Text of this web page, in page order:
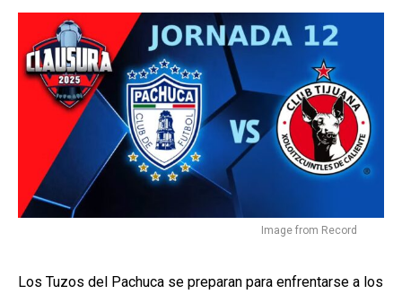
Image from Record
Los Tuzos del Pachuca se preparan para enfrentarse a los